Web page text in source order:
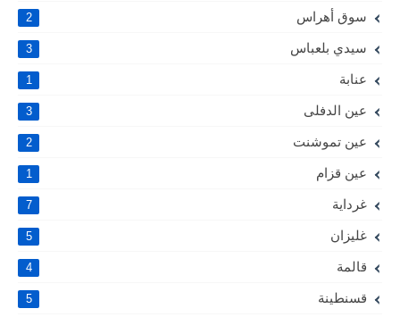
سوق أهراس 2
سيدي بلعباس 3
عنابة 1
عين الدفلى 3
عين تموشنت 2
عين قزام 1
غرداية 7
غليزان 5
قالمة 4
قسنطينة 5